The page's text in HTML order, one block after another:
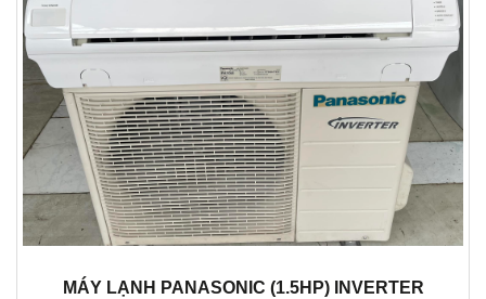
MÁY LẠNH PANASONIC (1.5HP) INVERTER